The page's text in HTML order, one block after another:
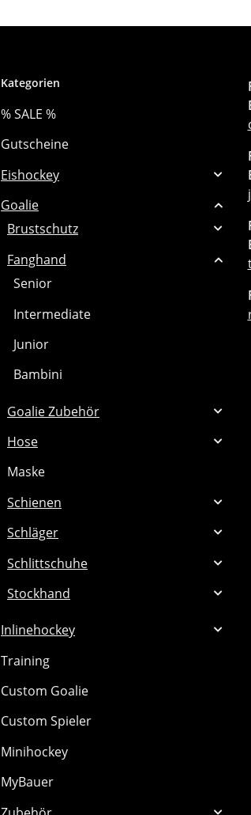
Kategorien
% SALE %
Gutscheine
Eishockey
Goalie
Brustschutz
Fanghand
Senior
Intermediate
Junior
Bambini
Goalie Zubehör
Hose
Maske
Schienen
Schläger
Schlittschuhe
Stockhand
Inlinehockey
Training
Custom Goalie
Custom Spieler
Minihockey
MyBauer